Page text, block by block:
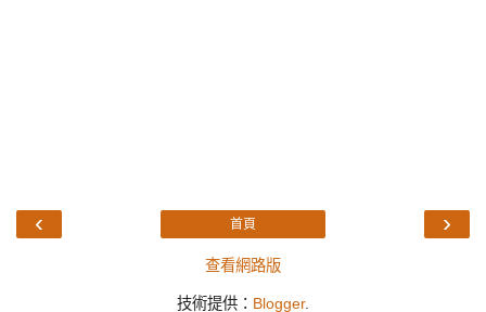
‹ ›
首頁
查看網路版
技術提供： Blogger.